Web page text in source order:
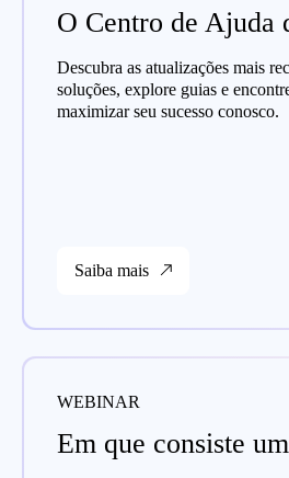
O Centro de Ajuda
Descubra as atualizações mais
soluções, explore guias e
maximizar seu sucesso conosco.
Saiba mais
WEBINAR
Em que consiste